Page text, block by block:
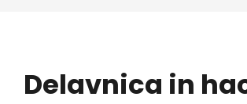
Delavnica in